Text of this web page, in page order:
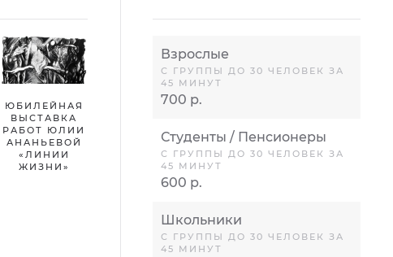
ЮБИЛЕЙНАЯ
ВЫСТАВКА
РАБОТ ЮЛИИ
АНАНЬЕВОЙ
«ЛИНИИ
ЖИЗНИ»
Взрослые
С ГРУППЫ ДО 30 ЧЕЛОВЕК ЗА
45 МИНУТ
700 р.
Студенты / Пенсионеры
С ГРУППЫ ДО 30 ЧЕЛОВЕК ЗА
45 МИНУТ
600 р.
Школьники
С ГРУППЫ ДО 30 ЧЕЛОВЕК ЗА
45 МИНУТ